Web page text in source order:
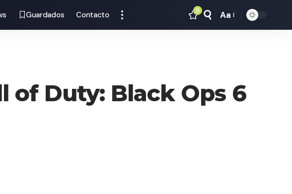
Guardados Contacto 9
Tamaño
Aa
of Duty: Black Ops 6